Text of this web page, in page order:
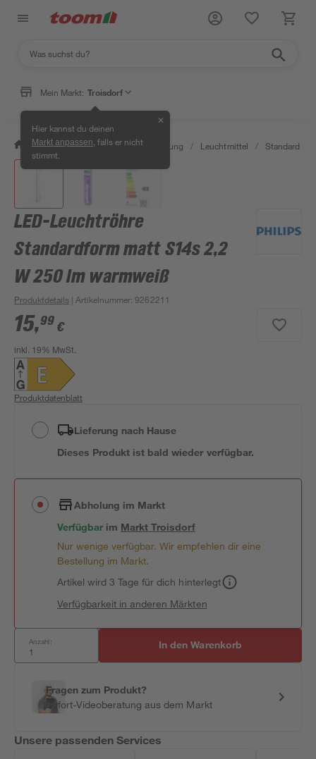
Mein Markt: Troisdorf
Hier kannst du deinen
Markt anpassen , falls er nicht
stimmt.
✕
/ Wohnen & Haushalt / Beleuchtung / Leuchtmittel / Standard
LED-Leuchtröhre
Standardform matt S14s 2,2
W 250 lm warmweiß
Produktdetails | Artikelnummer:9262211
15,99 €
inkl. 19% MwSt.
Produktdatenblatt
Lieferung nach Hause
Dieses Produkt ist bald wieder verfügbar.
Abholung im Markt
Verfügbar im MarktTroisdorf
Nur wenige verfügbar. Wir empfehlen dir eine
Bestellung im Markt.
Artikel wird 3 Tage für dich hinterlegt
Verfügbarkeit in anderen Märkten
Anzahl: In den Warenkorb
Fragen zum Produkt?
Sofort-Videoberatung aus dem Markt
Unsere passenden Services